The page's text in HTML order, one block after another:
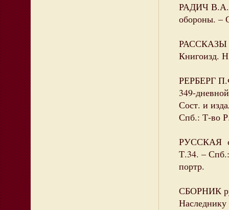
РАДИЧ В.А.
обороны. –
РАССКАЗЫ
Книгоизд.
РЕРБЕРГ
349-
Сост. и
Спб.: Т-во
РУССКАЯ
Т.34. –
портр.
СБОРНИК
Наследнику